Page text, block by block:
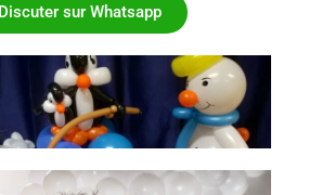
Discuter sur Whatsapp